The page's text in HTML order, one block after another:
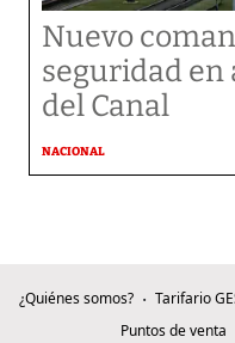
Nuevo
seguridad en
del Canal
NACIONAL
¿Quiénes somos? Tarifario
Puntos de venta